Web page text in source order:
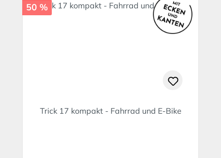
50 %
Trick 17 kompakt - Fahrrad und E-Bike